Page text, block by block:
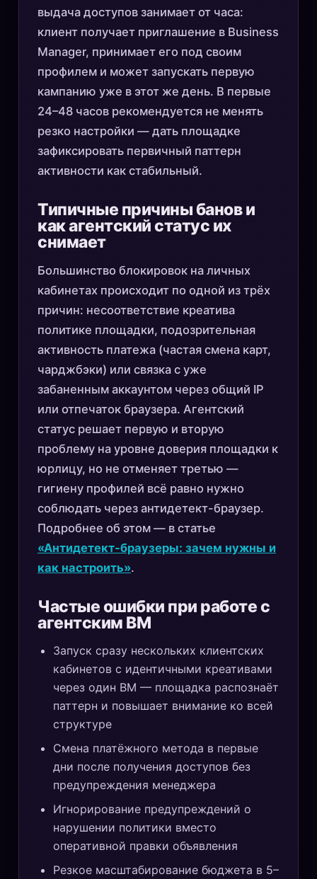
выдача доступов занимает от часа:
клиент получает приглашение в Business
Manager, принимает его под своим
профилем и может запускать первую
кампанию уже в этот же день. В первые
24–48 часов рекомендуется не менять
резко настройки — дать площадке
зафиксировать первичный паттерн
активности как стабильный.
Типичные причины банов и
как агентский статус их
снимает
Большинство блокировок на личных
кабинетах происходит по одной из трёх
причин: несоответствие креатива
политике площадки, подозрительная
активность платежа (частая смена карт,
чарджбэки) или связка с уже
забаненным аккаунтом через общий IP
или отпечаток браузера. Агентский
статус решает первую и вторую
проблему на уровне доверия площадки к
юрлицу, но не отменяет третью —
гигиену профилей всё равно нужно
соблюдать через антидетект-браузер.
Подробнее об этом — в статье
«Антидетект-браузеры: зачем нужны и
как настроить».
Частые ошибки при работе с
агентским BM
Запуск сразу нескольких клиентских
кабинетов с идентичными креативами
через один BM — площадка распознаёт
паттерн и повышает внимание ко всей
структуре
Смена платёжного метода в первые
дни после получения доступов без
предупреждения менеджера
Игнорирование предупреждений о
нарушении политики вместо
оперативной правки объявления
Резкое масштабирование бюджета в 5–